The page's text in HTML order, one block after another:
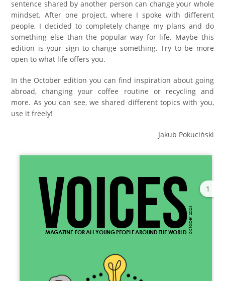
sentence shared by another person can change your whole
mindset. After one project, where I spoke with different
people, I decided to completely change my plans and do
something else than the popular way for life. Maybe this
edition is your sign to change something. Try to be more
open to what life offers you.
In the October edition you can find inspiration about going
abroad, changing your coffee routine or recycling and
more. As you can see, we shared different topics with you,
use it freely!
Jakub Pokuciński
1